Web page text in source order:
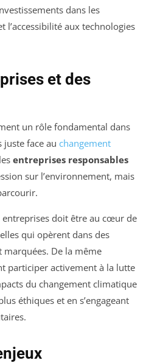
dans les
l’accessibilité aux technologies
et des
un rôle fondamental dans
juste face au changement
entreprises responsables
sur l’environnement, mais
entreprises doit être au cœur de
qui opèrent dans des
marquées. De la même
participer activement à la lutte
du changement climatique
éthiques et en s’engageant